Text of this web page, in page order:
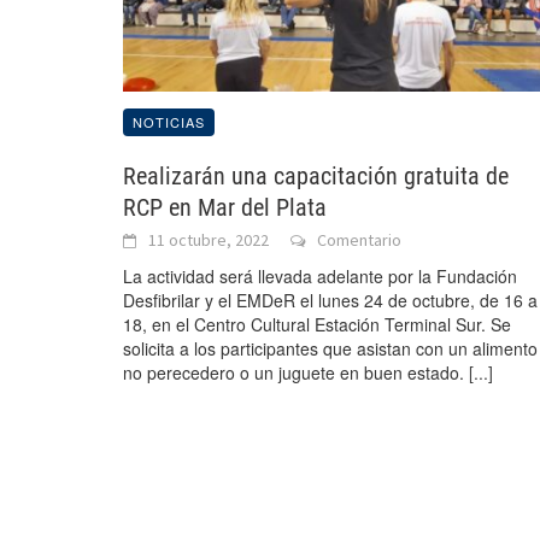
NOTICIAS
Realizarán una capacitación gratuita de
RCP en Mar del Plata
11 octubre, 2022 Comentario
La actividad será llevada adelante por la Fundación
Desfibrilar y el EMDeR el lunes 24 de octubre, de 16 a
18, en el Centro Cultural Estación Terminal Sur. Se
solicita a los participantes que asistan con un alimento
no perecedero o un juguete en buen estado. [...]